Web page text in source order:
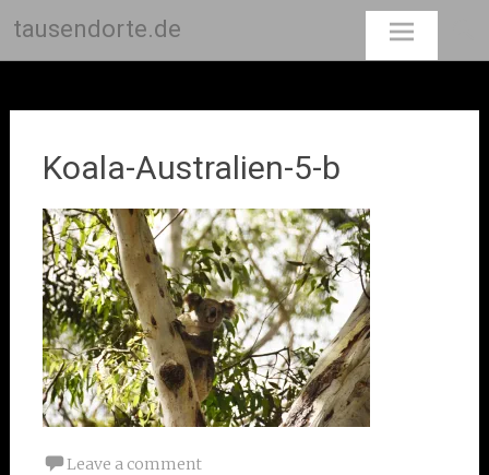
tausendorte.de
Koala-Australien-5-b
Leave a comment